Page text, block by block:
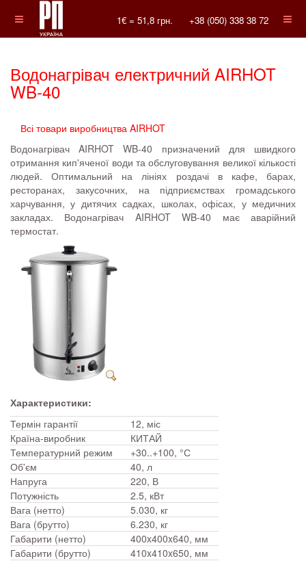
1€ = 51,8 грн. +38 (050) 338 38 72
Водонагрівач електричний AIRHOT
WB-40
Всі товари виробництва AIRHOT
Водонагрівач AIRHOT WB-40 призначений для швидкого
отримання кип'яченої води та обслуговування великої кількості
людей. Оптимальний на лініях роздачі в кафе, барах,
ресторанах, закусочних, на підприємствах громадського
харчування, у дитячих садках, школах, офісах, у медичних
закладах. Водонагрівач AIRHOT WB-40 має аварійний
термостат.
Характеристики:
Термін гарантії
12, міс
Країна-виробник
КИТАЙ
Температурний режим
+30..+100, °С
Об'єм
40, л
Напруга
220, В
Потужність
2.5, кВт
Вага (нетто)
5.030, кг
Вага (брутто)
6.230, кг
Габарити (нетто)
400x400x640, мм
Габарити (брутто)
410x410x650, мм